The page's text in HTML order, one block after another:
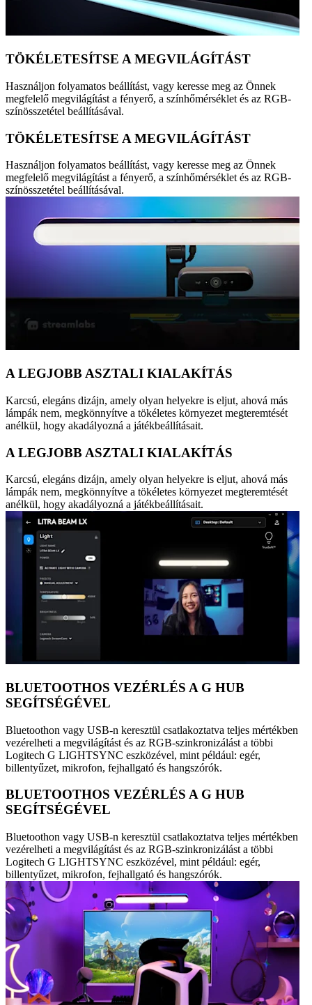
TÖKÉLETESÍTSE A MEGVILÁGÍTÁST
Használjon folyamatos beállítást, vagy keresse meg az Önnek
megfelelő megvilágítást a fényerő, a színhőmérséklet és az RGB-
színösszetétel beállításával.
TÖKÉLETESÍTSE A MEGVILÁGÍTÁST
Használjon folyamatos beállítást, vagy keresse meg az Önnek
megfelelő megvilágítást a fényerő, a színhőmérséklet és az RGB-
színösszetétel beállításával.
A LEGJOBB ASZTALI KIALAKÍTÁS
Karcsú, elegáns dizájn, amely olyan helyekre is eljut, ahová más
lámpák nem, megkönnyítve a tökéletes környezet megteremtését
anélkül, hogy akadályozná a játékbeállításait.
A LEGJOBB ASZTALI KIALAKÍTÁS
Karcsú, elegáns dizájn, amely olyan helyekre is eljut, ahová más
lámpák nem, megkönnyítve a tökéletes környezet megteremtését
anélkül, hogy akadályozná a játékbeállításait.
BLUETOOTHOS VEZÉRLÉS A G HUB
SEGÍTSÉGÉVEL
Bluetoothon vagy USB-n keresztül csatlakoztatva teljes mértékben
vezérelheti a megvilágítást és az RGB-szinkronizálást a többi
Logitech G LIGHTSYNC eszközével, mint például: egér,
billentyűzet, mikrofon, fejhallgató és hangszórók.
BLUETOOTHOS VEZÉRLÉS A G HUB
SEGÍTSÉGÉVEL
Bluetoothon vagy USB-n keresztül csatlakoztatva teljes mértékben
vezérelheti a megvilágítást és az RGB-szinkronizálást a többi
Logitech G LIGHTSYNC eszközével, mint például: egér,
billentyűzet, mikrofon, fejhallgató és hangszórók.